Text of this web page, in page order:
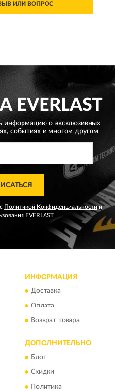
ИЛИ ВОПРОС
EVERLAST
информацию о эксклюзивных
событиях и многом другом
Политикой Конфиденциальности и
EVERLAST
ИНФОРМАЦИЯ
Доставка
Оплата
Возврат товара
ДОПОЛНИТЕЛЬНО
Блог
Скидки
Политика